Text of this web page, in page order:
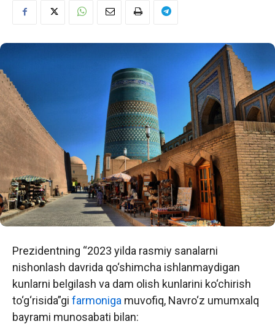
Prezidentning “2023 yilda rasmiy sanalarni
nishonlash davrida qo‘shimcha ishlanmaydigan
kunlarni belgilash va dam olish kunlarini ko‘chirish
to‘g‘risida”gi farmoniga muvofiq, Navro‘z umumxalq
bayrami munosabati bilan: